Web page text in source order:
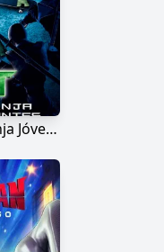
TMNT: Tortugas Ninja Jóvenes Mutantes